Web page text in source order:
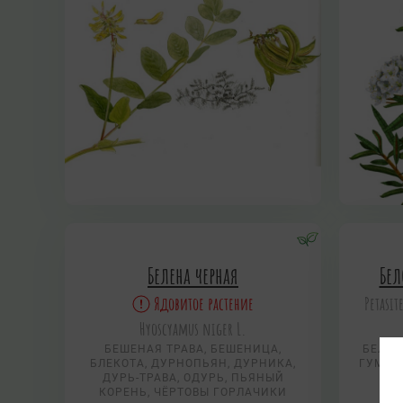
Белена черная
Ядовитое растение
Hyoscyamus niger L.
БЕШЕНАЯ ТРАВА, БЕШЕНИЦА,
БЛЕКОТА, ДУРНОПЬЯН, ДУРНИКА,
ДУРЬ-ТРАВА, ОДУРЬ, ПЬЯНЫЙ
КОРЕНЬ, ЧЁРТОВЫ ГОРЛАЧИКИ